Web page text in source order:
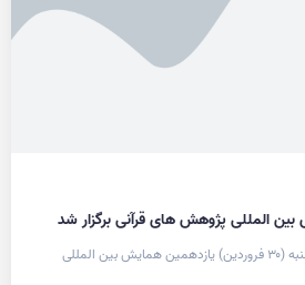
المللی پژوهش های قرآنی برگزار شد
به گزارش خبرگزاری حوزه، پنجشنبه (۳۰ فروردین) یازدهمین همایش بین المللی